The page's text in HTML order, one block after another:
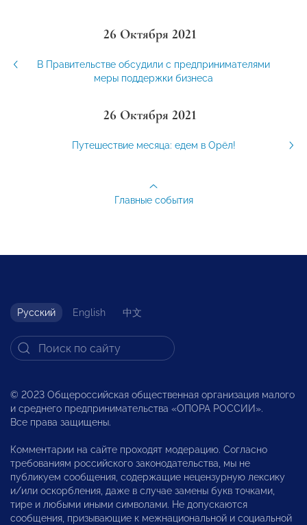
26 Октября 2021
В Правительстве обсудили с предпринимателями
меры поддержки бизнеса
26 Октября 2021
Путешествие месяца: едем в Орёл!
Главные события
Русский English 中文
© 2023 Общероссийская общественная организация малого
и среднего предпринимательства «ОПОРА РОССИИ».
Все права защищены.
Комментарии на сайте проходят модерацию. Согласно
требованиям российского законодательства, мы не
публикуем сообщения, содержащие нецензурную лексику
и/или оскорбления, даже в случае замены букв точками,
тире и любыми иными символами. Не допускаются
сообщения, призывающие к межнациональной и социальной